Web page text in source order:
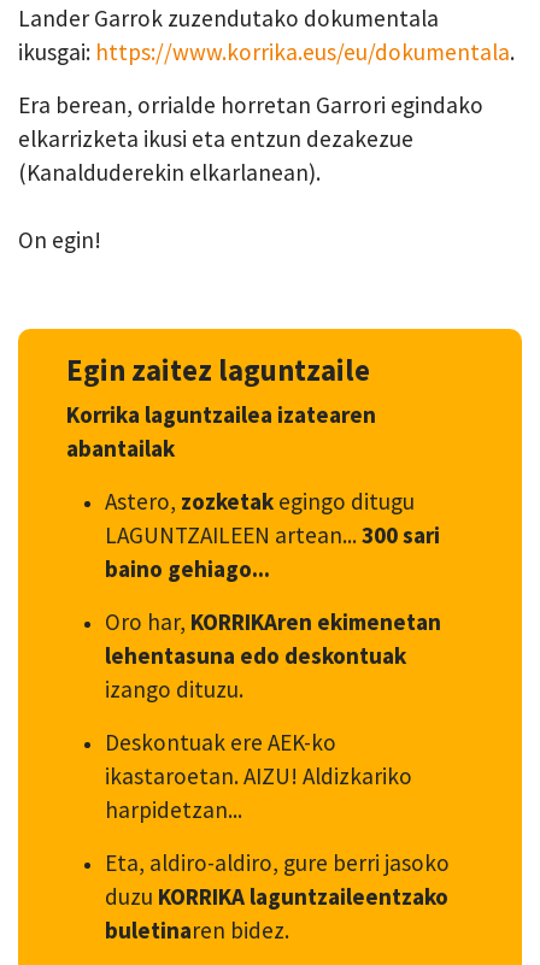
Lander Garrok zuzendutako dokumentala
ikusgai: https://www.korrika.eus/eu/dokumentala.
Era berean, orrialde horretan Garrori egindako
elkarrizketa ikusi eta entzun dezakezue
(Kanalduderekin elkarlanean).
On egin!
Egin zaitez laguntzaile
Korrika laguntzailea izatearen
abantailak
Astero, zozketak egingo ditugu
LAGUNTZAILEEN artean...300 sari
baino gehiago...
Oro har, KORRIKAren ekimenetan
lehentasuna edo deskontuak
izango dituzu.
Deskontuak ere AEK-ko
ikastaroetan. AIZU! Aldizkariko
harpidetzan...
Eta, aldiro-aldiro, gure berri jasoko
duzu KORRIKA laguntzaileentzako
buletinaren bidez.